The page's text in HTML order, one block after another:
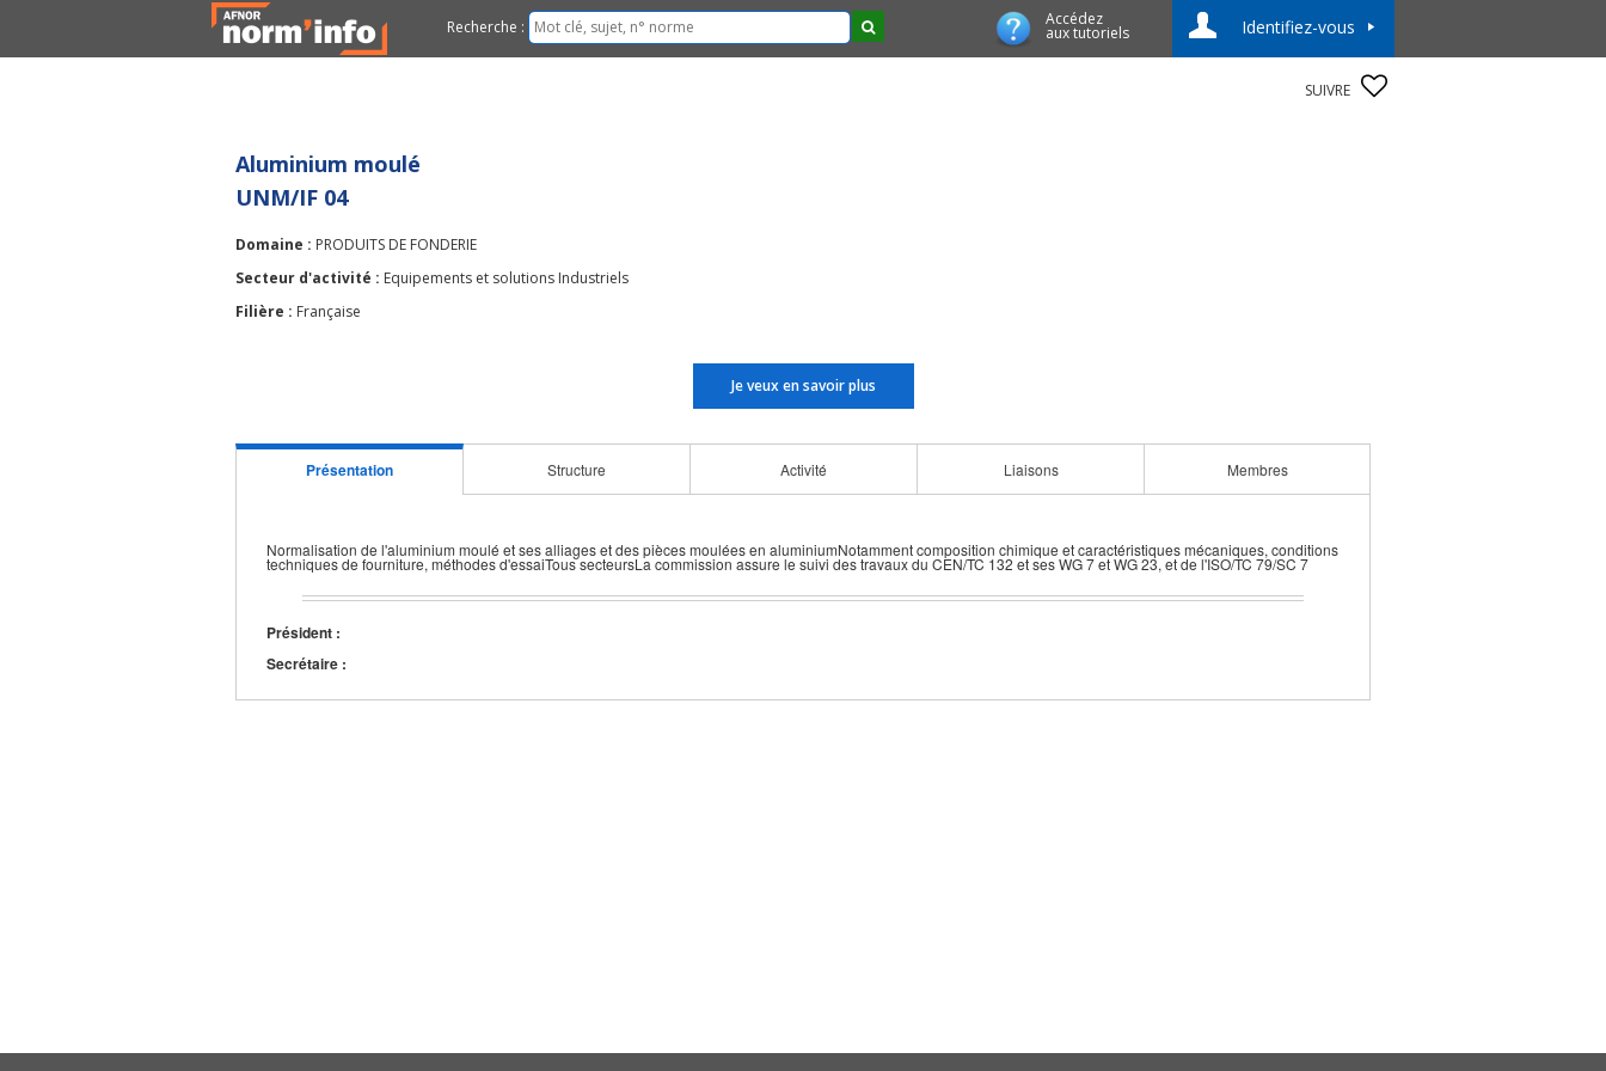
Recherche : Accédez
aux tutoriels Identifiez-vous
SUIVRE
Aluminium moulé
UNM/IF 04
Domaine : PRODUITS DE FONDERIE
Secteur d'activité : Equipements et solutions Industriels
Filière : Française
Je veux en savoir plus
Présentation Structure Activité Liaisons Membres
Normalisation de l'aluminium moulé et ses alliages et des pièces moulées en aluminiumNotamment composition chimique et caractéristiques mécaniques, conditions
techniques de fourniture, méthodes d'essaiTous secteursLa commission assure le suivi des travaux du CEN/TC 132 et ses WG 7 et WG 23, et de l'ISO/TC 79/SC 7
Président :
Secrétaire :